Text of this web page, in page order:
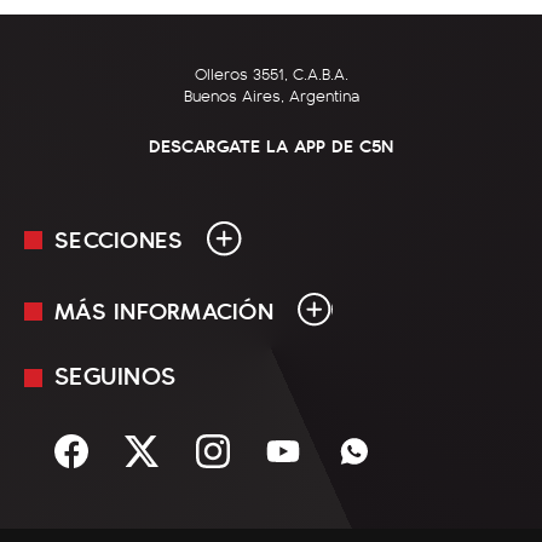
Olleros 3551, C.A.B.A.
Buenos Aires, Argentina
DESCARGATE LA APP DE C5N
SECCIONES
En Vivo
Sociedad
MÁS INFORMACIÓN
Mediakit
Términos y condiciones
SEGUINOS